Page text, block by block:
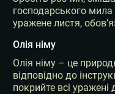
господарського
уражене листя,
Олія німу
Олія німу – це
відповідно до
покрийте всі